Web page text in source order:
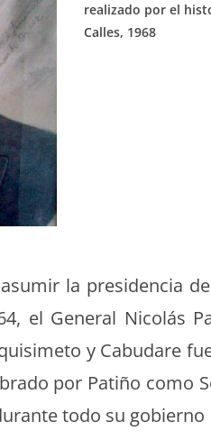
real­iza­do por el
Calles, 1968
la pres­i­den­cia
el Gen­er­al Nicolás
y Cabu­dare
por Patiño como
todo su gob­ier­no